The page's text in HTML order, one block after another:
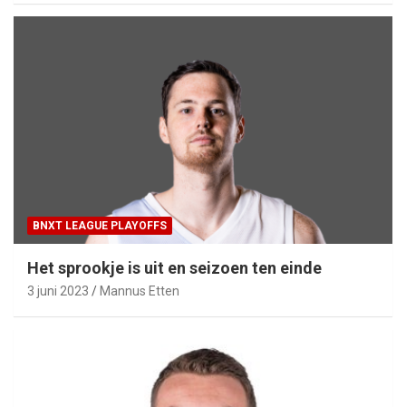
BNXT LEAGUE PLAYOFFS
Het sprookje is uit en seizoen ten einde
3 juni 2023 Mannus Etten